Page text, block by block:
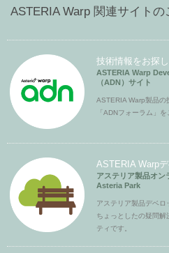
ASTERIA Warp 関連サイトの
技術情報をお探
ASTERIA Warp
（ADN）サイト
ASTERIA Warp製品の
「ADNフォーラム」
ASTERIA Warp
アステリア製品オン
Asteria Park
アステリア製品デベ
ちょっとしたの疑問解
ティです。